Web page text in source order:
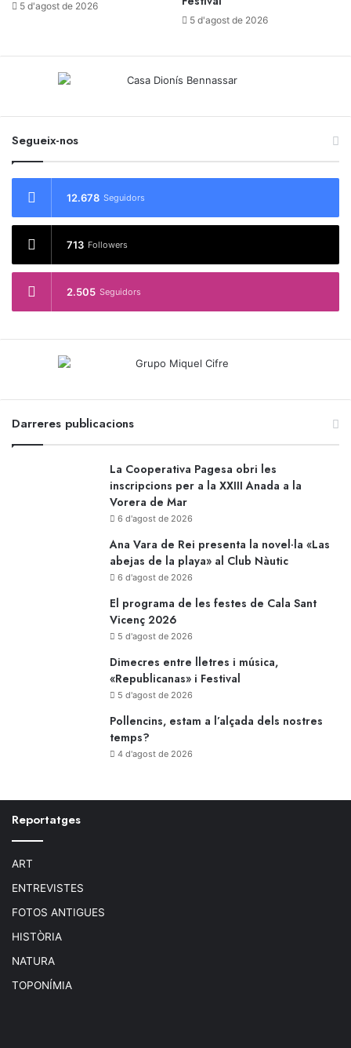
5 d'agost de 2026
5 d'agost de 2026
Segueix-nos
12.678 Seguidors
713 Followers
2.505 Seguidors
Darreres publicacions
La Cooperativa Pagesa obri les
inscripcions per a la XXIII Anada a la
Vorera de Mar
6 d'agost de 2026
Ana Vara de Rei presenta la novel·la «Las
abejas de la playa» al Club Nàutic
6 d'agost de 2026
El programa de les festes de Cala Sant
Vicenç 2026
5 d'agost de 2026
Dimecres entre lletres i música,
«Republicanas» i Festival
5 d'agost de 2026
Pollencins, estam a l’alçada dels nostres
temps?
4 d'agost de 2026
Reportatges
ART
ENTREVISTES
FOTOS ANTIGUES
HISTÒRIA
NATURA
TOPONÍMIA